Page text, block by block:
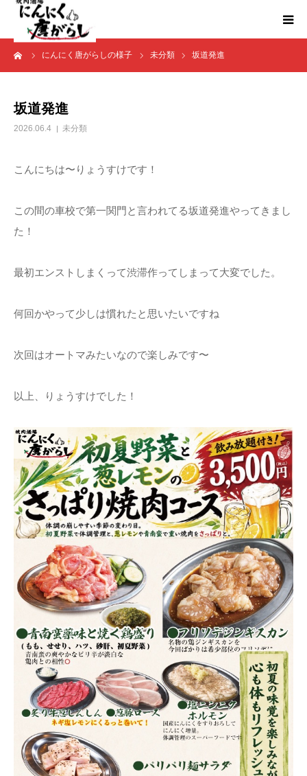
にんにく唐がらしの様子 未分類 坂道発進
坂道発進
2026.06.4 未分類
こんにちは〜りょうすけです！
この間の車校で第一関門と言われてる坂道発進やってきまし
た！
最初エンストしまくって渋滞作ってしまって大変でした。
何回かやって少しは慣れたと思いたいですね
次回はオートマみたいなので楽しみです〜
以上、りょうすけでした！
HOME